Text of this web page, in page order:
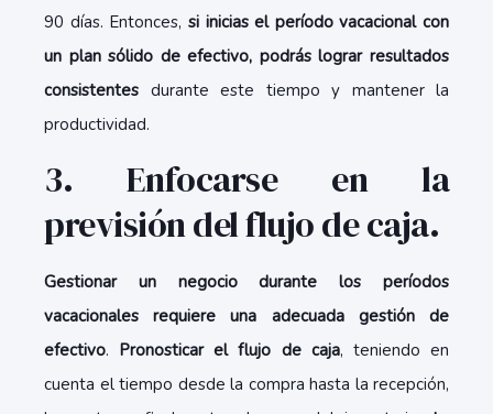
90 días. Entonces, si inicias el período vacacional con
un plan sólido de efectivo, podrás lograr resultados
consistentes durante este tiempo y mantener la
productividad.
3. Enfocarse en la
previsión del flujo de caja.
Gestionar un negocio durante los períodos
vacacionales requiere una adecuada gestión de
efectivo. Pronosticar el flujo de caja, teniendo en
cuenta el tiempo desde la compra hasta la recepción,